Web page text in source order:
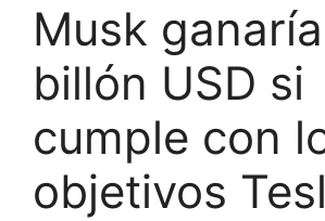
Musk
billón USD si
cumple con
objetivos